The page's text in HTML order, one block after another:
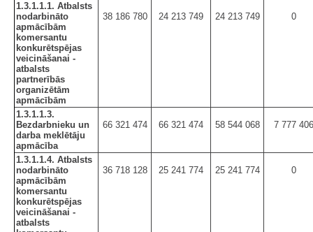
1.3.1.1.1. Atbalsts
nodarbināto
apmācībām
komersantu
konkurētspējas
veicināšanai -
atbalsts
partnerībās
organizētām
apmācībām
38 186 780 24 213 749 24 213 749 0
1.3.1.1.3.
Bezdarbnieku un
darba meklētāju
apmācība
66 321 474 66 321 474 58 544 068 7 777 406
1.3.1.1.4. Atbalsts
nodarbināto
apmācībām
komersantu
konkurētspējas
veicināšanai -
atbalsts
36 718 128 25 241 774 25 241 774 0